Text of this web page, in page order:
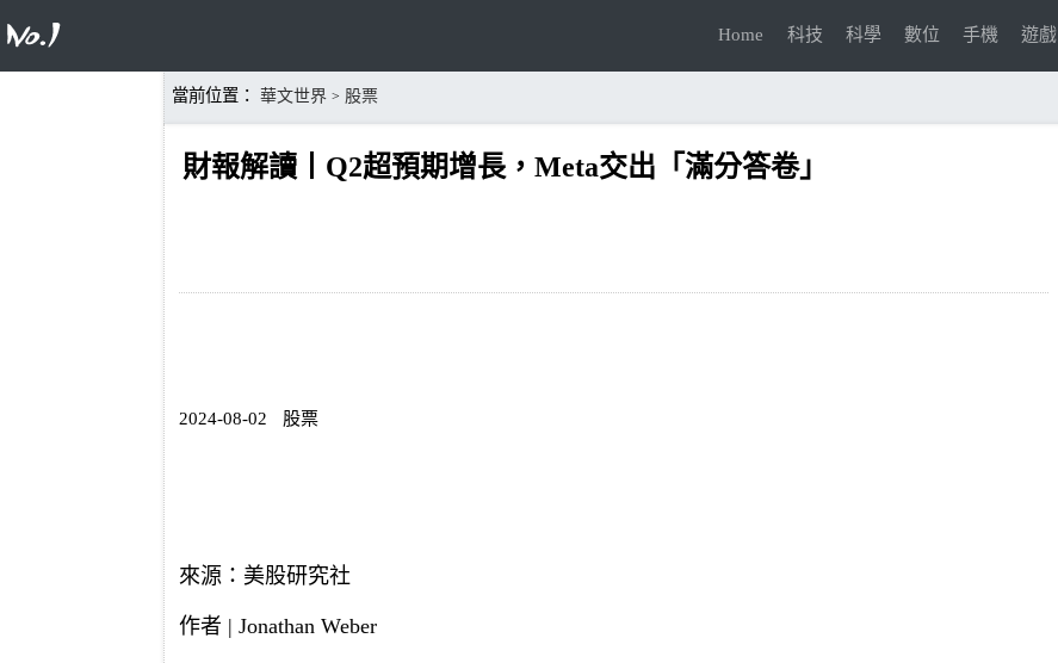
Home 科技 科學 數位 手機 遊戲
當前位置： 華文世界 > 股票
財報解讀丨Q2超預期增長，Meta交出「滿分答卷」
2024-08-02 股票
來源：美股研究社
作者 | Jonathan Weber